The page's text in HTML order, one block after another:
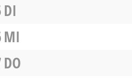
DI
MI
DO